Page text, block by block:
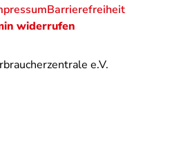
e.V.
Barrierefreiheit
widerrufen